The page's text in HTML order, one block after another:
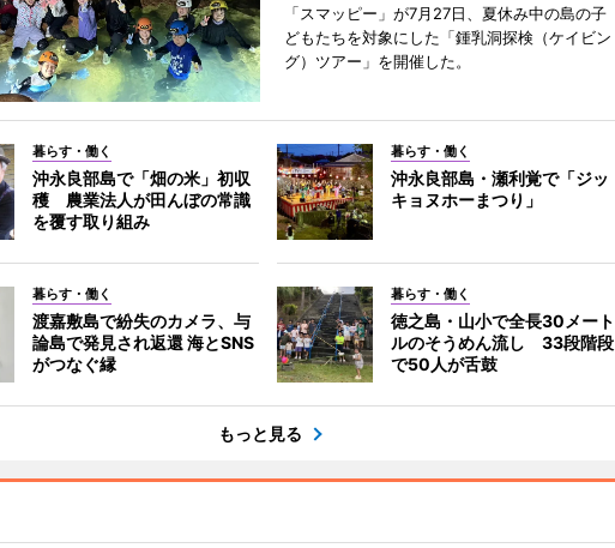
「スマッピー」が7月27日、夏休み中の島の子
どもたちを対象にした「鍾乳洞探検（ケイビン
グ）ツアー」を開催した。
暮らす・働く
沖永良部島で「畑の米」初収
穫 農業法人が田んぼの常識
を覆す取り組み
暮らす・働く
沖永良部島・瀬利覚で「ジッ
キョヌホーまつり」
暮らす・働く
渡嘉敷島で紛失のカメラ、与
論島で発見され返還 海とSNS
がつなぐ縁
暮らす・働く
徳之島・山小で全長30メート
ルのそうめん流し 33段階段
で50人が舌鼓
もっと見る